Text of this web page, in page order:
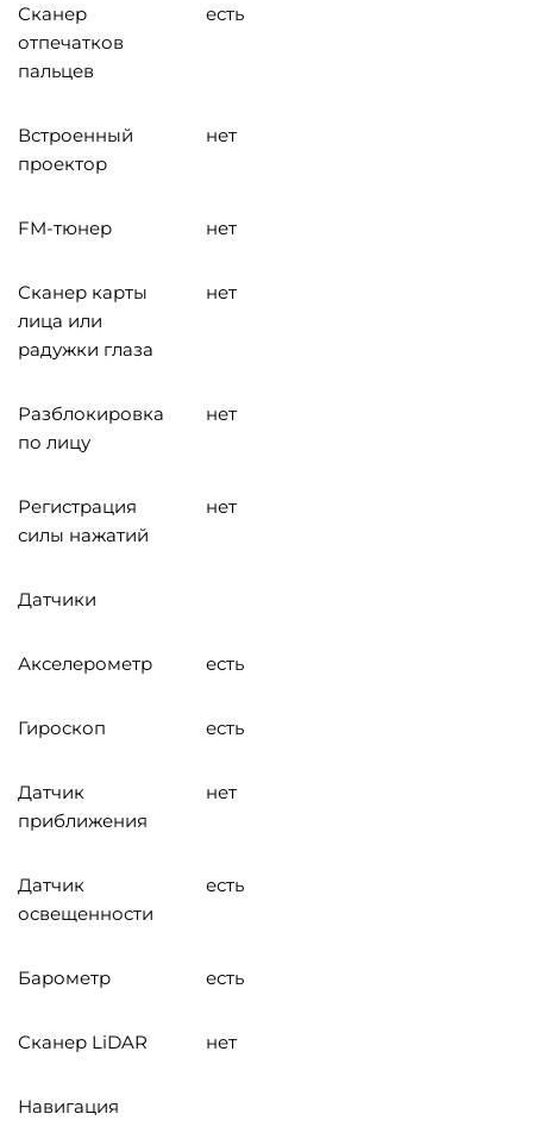
Сканер
отпечатков
пальцев
есть
Встроенный
проектор
нет
FM-тюнер нет
Сканер карты
лица или
радужки глаза
нет
Разблокировка
по лицу
нет
Регистрация
силы нажатий
нет
Датчики
Акселерометр есть
Гироскоп есть
Датчик
приближения
нет
Датчик
освещенности
есть
Барометр есть
Сканер LiDAR нет
Навигация